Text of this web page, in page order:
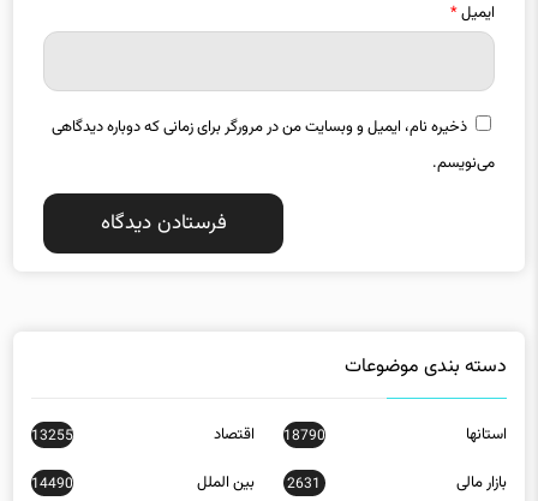
ایمیل*
ذخیره نام، ایمیل و وبسایت من در مرورگر برای زمانی که دوباره دیدگاهی
می‌نویسم.
دسته بندی موضوعات
استانها 18790 اقتصاد 13255
بازار مالی 2631 بین الملل 14490